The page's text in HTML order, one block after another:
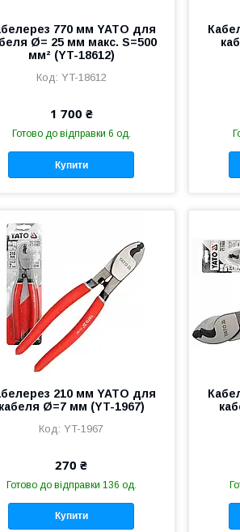
770 мм YATO для
Ø= 25 мм макс. S=500
мм² (YT-18612)
YT-18612
1 700 ₴
Готово до відправки 6 од.
Купити
210 мм YATO для
кабеля Ø=7 мм (YT-1967)
YT-1967
270 ₴
Готово до відправки 136 од.
Купити